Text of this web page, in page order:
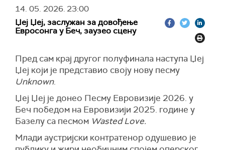
14. 05. 2026.23:00
Џеј Џеј, заслужан за довођење
Евросонга у Беч, заузео сцену
Пред сам крај другог полуфинала наступа Џеј
Џеј који је представио своју нову песму
Unknown.
Џеј Џеј је донео Песму Евровизије 2026. у
Беч победом на Евровизији 2025. године у
Базелу са песмом Wasted Love.
Млади аустријски контратенор одушевио је